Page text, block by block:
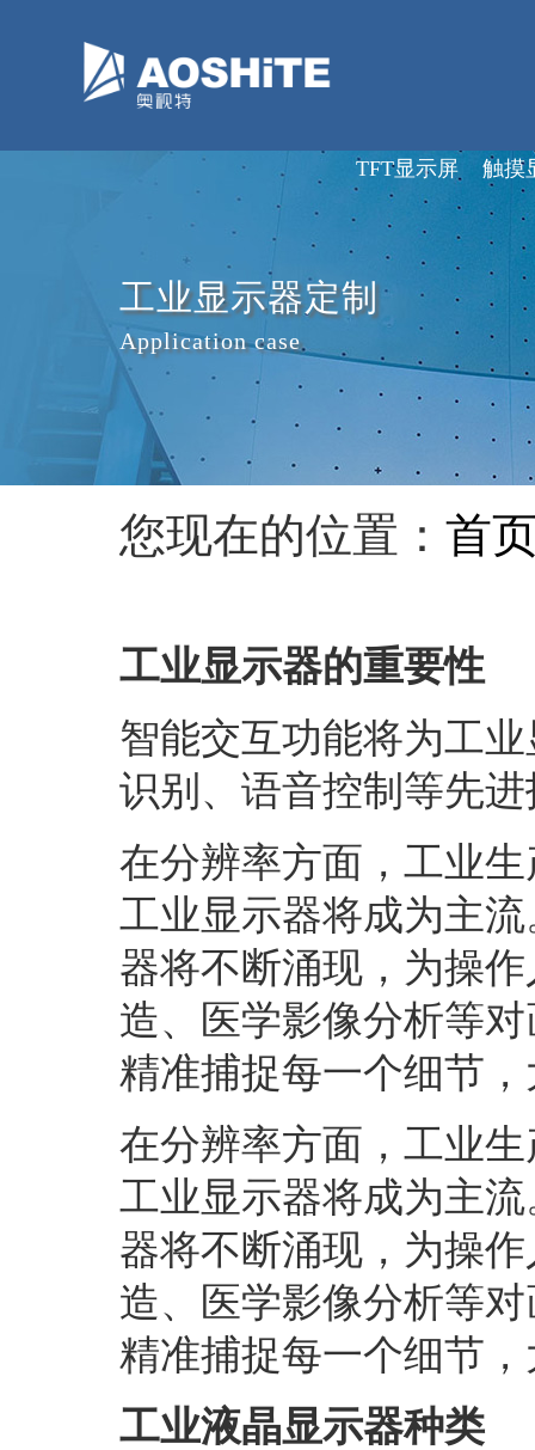
触摸
TFT显示屏
工业显示器定制
Application case
您现在的位置： 首
工业显示器的重要性
智能交互功能将为工
识别、语音控制等先
在分辨率方面，工业
工业显示器将成为主流
器将不断涌现，为操
造、医学影像分析等
精准捕捉每一个细节
在分辨率方面，工业
工业显示器将成为主流
器将不断涌现，为操
造、医学影像分析等
精准捕捉每一个细节
工业液晶显示器种类